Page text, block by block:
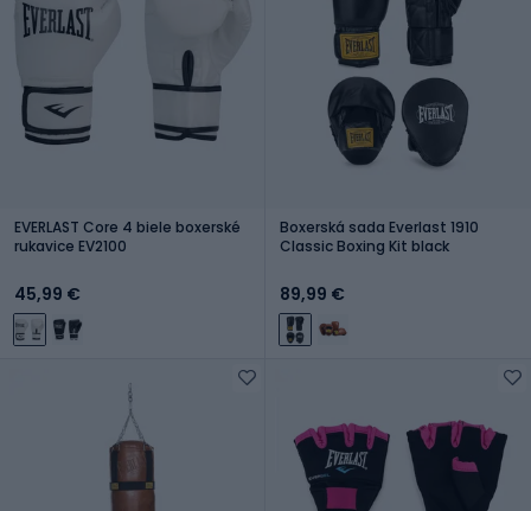
EVERLAST Core 4 biele boxerské
rukavice EV2100
45,99 €
Boxerská sada Everlast 1910
Classic Boxing Kit black
89,99 €